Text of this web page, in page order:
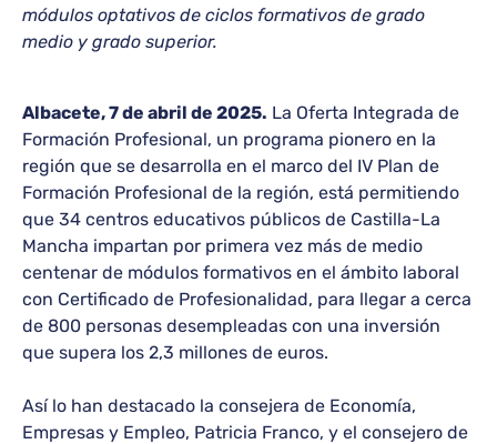
módulos optativos de ciclos formativos de grado
medio y grado superior.
Albacete, 7 de abril de 2025. La Oferta Integrada de
Formación Profesional, un programa pionero en la
región que se desarrolla en el marco del IV Plan de
Formación Profesional de la región, está permitiendo
que 34 centros educativos públicos de Castilla-La
Mancha impartan por primera vez más de medio
centenar de módulos formativos en el ámbito laboral
con Certificado de Profesionalidad, para llegar a cerca
de 800 personas desempleadas con una inversión
que supera los 2,3 millones de euros.
Así lo han destacado la consejera de Economía,
Empresas y Empleo, Patricia Franco, y el consejero de